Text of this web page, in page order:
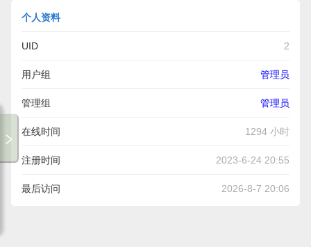
个人资料
UID 2
用户组 管理员
管理组 管理员
在线时间 1294 小时
注册时间 2023-6-24 20:55
最后访问 2026-8-7 20:06